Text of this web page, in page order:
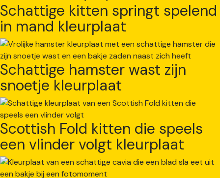
Schattige kitten springt spelend
in mand kleurplaat
Schattige hamster wast zijn
snoetje kleurplaat
Scottish Fold kitten die speels
een vlinder volgt kleurplaat